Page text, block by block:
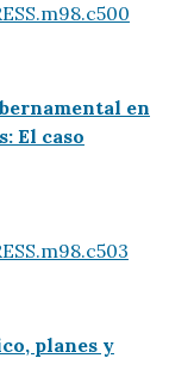
en
El caso
planes y